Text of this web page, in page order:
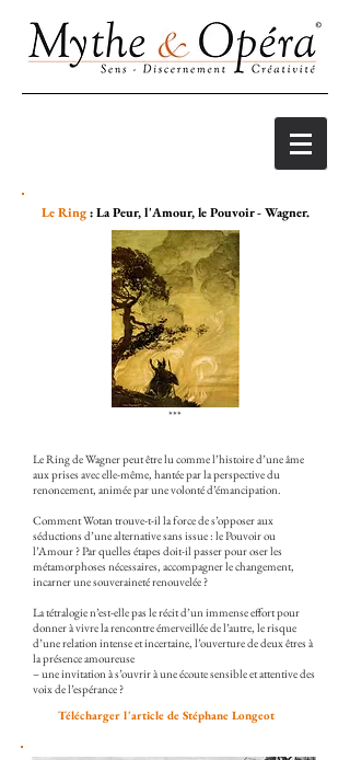
Le Ring: La Peur, l'Amour, le Pouvoir - Wagner.
***
Le Ring de Wagner peut être lu comme l’histoire d’une âme
aux prises avec elle-même, hantée par la perspective du
renoncement, animée par une volonté d’émancipation.
Comment Wotan trouve-t-il la force de s’opposer aux
séductions d’une alternative sans issue : le Pouvoir ou
l’Amour ? Par quelles étapes doit-il passer pour oser les
métamorphoses nécessaires, accompagner le changement,
incarner une souveraineté renouvelée ?
La tétralogie n’est-elle pas le récit d’un immense effort pour
donner à vivre la rencontre émerveillée de l’autre, le risque
d’une relation intense et incertaine, l’ouverture de deux êtres à
la présence amoureuse
– une invitation à s’ouvrir à une écoute sensible et attentive des
voix de l’espérance ?
Télécharger l'article de Stéphane Longeot